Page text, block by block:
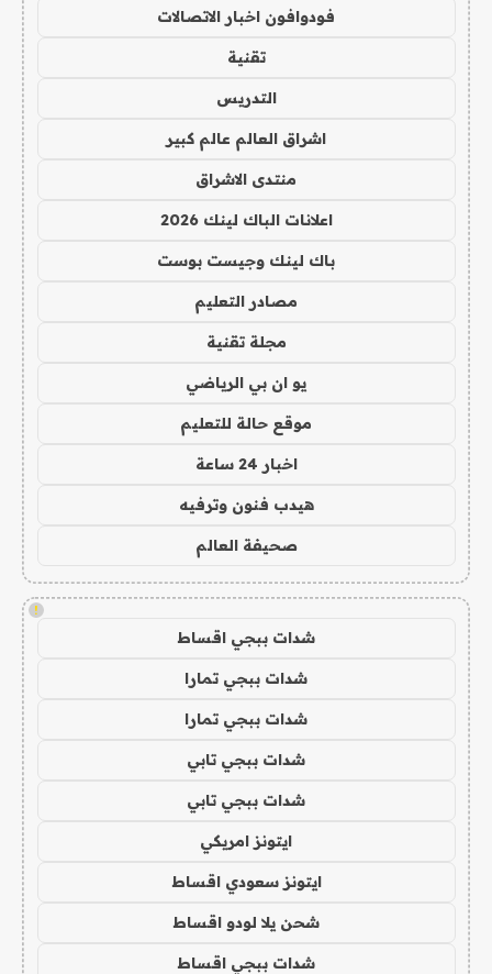
فودوافون اخبار الاتصالات
تقنية
التدريس
اشراق العالم عالم كبير
منتدى الاشراق
اعلانات الباك لينك 2026
باك لينك وجيست بوست
مصادر التعليم
مجلة تقنية
يو ان بي الرياضي
موقع حالة للتعليم
اخبار 24 ساعة
هيدب فنون وترفيه
صحيفة العالم
!
شدات ببجي اقساط
شدات ببجي تمارا
شدات ببجي تمارا
شدات ببجي تابي
شدات ببجي تابي
ايتونز امريكي
ايتونز سعودي اقساط
شحن يلا لودو اقساط
شدات ببجي اقساط